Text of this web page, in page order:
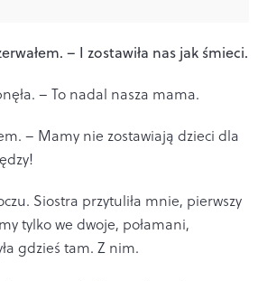
– I zostawiła nas jak śmieci.
– To nadal nasza mama.
– Mamy nie zostawiają dzieci dla
Siostra przytuliła mnie, pierwszy
tylko we dwoje, połamani,
gdzieś tam. Z nim.